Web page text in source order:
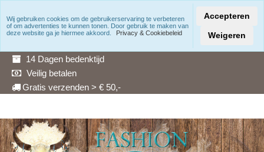
Snelle levering
14 Dagen bedenktijd
Veilig betalen
Gratis verzenden > € 50,-
Wij gebruiken cookies om de gebruikerservaring te verbeteren
of om advertenties te kunnen tonen. Door gebruik te maken van
deze website ga je hiermee akkoord.
Privacy & Cookiebeleid
Accepteren
Weigeren